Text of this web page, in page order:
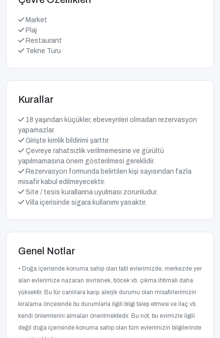
Market
Plaj
Restaurant
Tekne Turu
Kurallar
18 yaşından küçükler, ebeveynleri olmadan rezervasyon
yapamazlar.
Girişte kimlik bildirimi şarttır.
Çevreye rahatsızlık verilmemesine ve gürültü
yapılmamasına önem gösterilmesi gereklidir.
Rezervasyon formunda belirtilen kişi sayısından fazla
misafir kabul edilmeyecektir.
Site / tesis kurallarına uyulması zorunludur.
Villa içerisinde sigara kullanımı yasaktır.
Genel Notlar
• Doğa içerisinde konuma sahip olan tatil evlerimizde, merkezde yer
alan evlerimize nazaran sivrisinek, böcek vb. çıkma ihtimali daha
yüksektir. Bu tür canlılara karşı alerjik durumu olan misafirlerimizin
kiralama öncesinde bu durumlarla ilgili bilgi talep etmesi ve ilaç vb.
kendi önlemlerini almaları önerilmektedir. Bu not, bu evimizle ilgili
değil doğa içerisinde konuma sahip olan tüm evlerimizin bilgilerinde